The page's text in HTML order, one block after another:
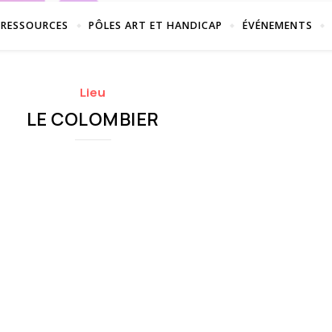
RESSOURCES PÔLES ART ET HANDICAP ÉVÉNEMENTS
Lieu
LE COLOMBIER